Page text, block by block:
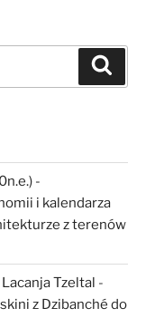
-
i kalendarza
z terenów
Lacanja Tzeltal -
z Dzibanché do